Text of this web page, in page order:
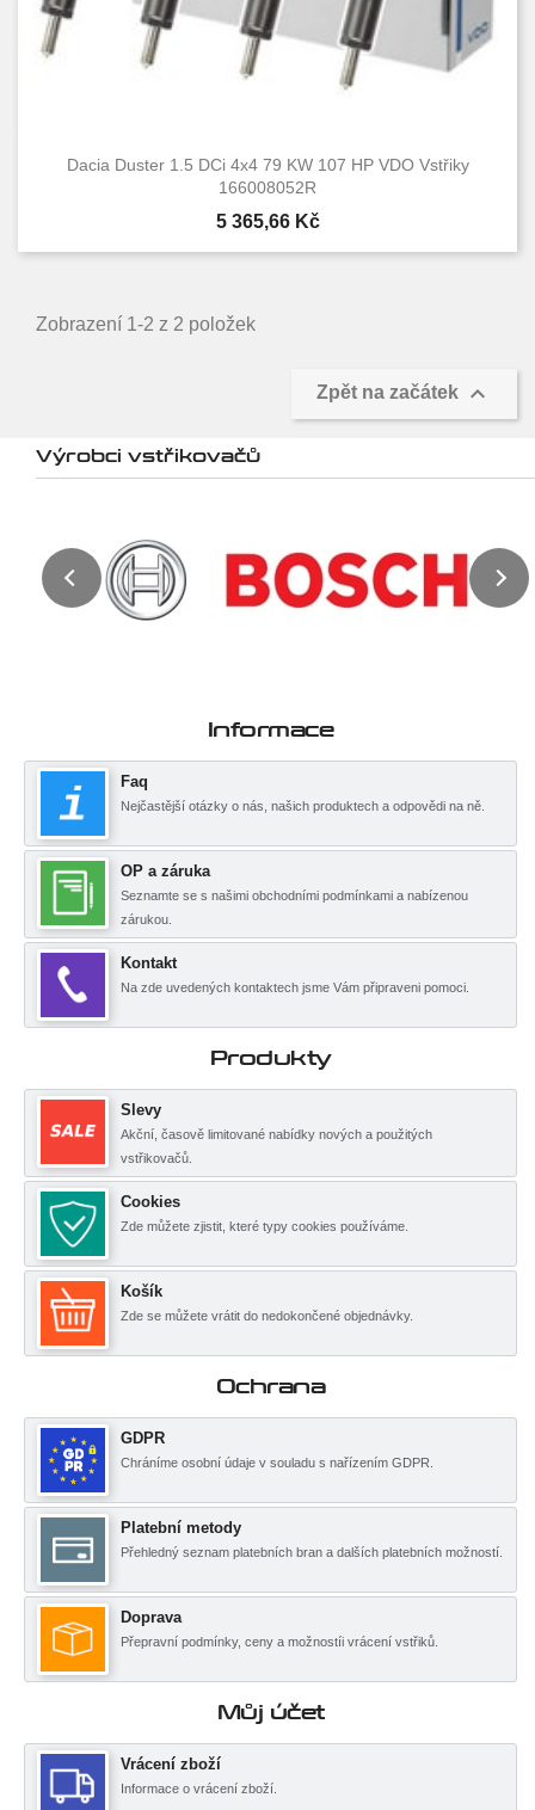
Dacia Duster 1.5 DCi 4x4 79 KW 107 HP VDO Vstřiky
166008052R
Cena
5 365,66 Kč
Zobrazení 1-2 z 2 položek
Zpět na začátek 
Výrobci vstřikovačů
Informace
Faq
Nejčastější otázky o nás, našich produktech a odpovědi na ně.
OP a záruka
Seznamte se s našimi obchodními podmínkami a nabízenou
zárukou.
Kontakt
Na zde uvedených kontaktech jsme Vám připraveni pomoci.
Produkty
Slevy
Akční, časově limitované nabídky nových a použitých
vstřikovačů.
Cookies
Zde můžete zjistit, které typy cookies používáme.
Košík
Zde se můžete vrátit do nedokončené objednávky.
Ochrana
GDPR
Chráníme osobní údaje v souladu s nařízením GDPR.
Platební metody
Přehledný seznam platebních bran a dalších platebních možností.
Doprava
Přepravní podmínky, ceny a možnostíi vrácení vstřiků.
Můj účet
Vrácení zboží
Informace o vrácení zboží.